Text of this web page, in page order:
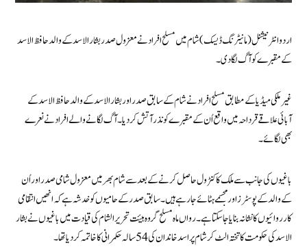
اردو انٹرنیشنل (مانیٹرنگ ڈیسک) شام میں مسلح افراد نے معزول صدر بشار الاسد کے والد حافظ الاسد
کے مقبرے کو آگ لگا دی۔
غیرملکی میڈیا کے مطابق مسلح افراد نے شام کے سابق صدر اور بشار الاسد کے والد حافظ الاسد کے
آبائی علاقے قرداحہ میں واقع اُن کے مقبرے کو نذر آتش کر دیا۔ آگ لگانے والے افراد نے نعرے
بھی لگائے۔
باغیوں کی جانب سے ملک کا کنٹرول حاصل کرنے کے بعد سے شام بھر میں معزول شامی صدر اور اُن
کے والد کے پوسٹرز اور مجسمے ہٹائے جا رہے ہیں۔ سابق صدر کے حامیوں کو خدشہ ہے کہ انھیں انتقامی
کارروائیوں کا نشانہ بنایا جا سکتا ہے۔ رواں ماہ مسلح گروہ ہیئت تحریر الشام کی قیادت میں باغیوں نے بشار
الاسد کی حکومت کا تختہ الٹ کر شام پر اسد خاندان کی 54 سالہ حکمرانی کا خاتمہ کر دیا تھا۔